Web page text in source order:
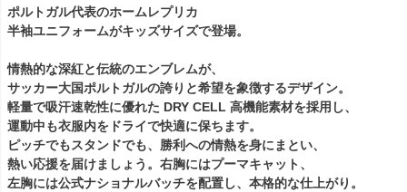
ポルトガル代表のホームレプリカ
半袖ユニフォームがキッズサイズで登場。
情熱的な深紅と伝統のエンブレムが、
サッカー大国ポルトガルの誇りと希望を象徴するデザイン。
軽量で吸汗速乾性に優れた DRY CELL 高機能素材を採用し、
運動中も衣服内をドライで快適に保ちます。
ピッチでもスタンドでも、勝利への情熱を身にまとい、
熱い応援を届けましょう。右胸にはプーマキャット、
左胸には公式ナショナルバッチを配置し、本格的な仕上がり。